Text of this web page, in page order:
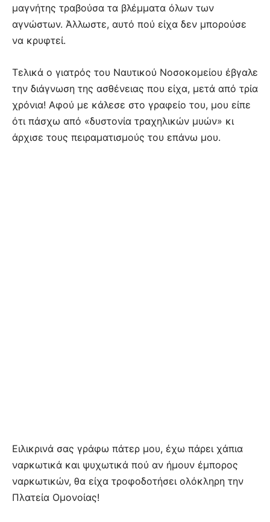
μαγνήτης τραβούσα τα βλέμματα όλων των
αγνώστων. Άλλωστε, αυτό πού είχα δεν μπορούσε
να κρυφτεί.
Τελικά ο γιατρός του Ναυτικού Νοσοκομείου έβγαλε
την διάγνωση της ασθένειας που είχα, μετά από τρία
χρόνια! Αφού με κάλεσε στο γραφείο του, μου είπε
ότι πάσχω από «δυστονία τραχηλικών μυών» κι
άρχισε τους πειραματισμούς του επάνω μου.
Ειλικρινά σας γράφω πάτερ μου, έχω πάρει χάπια
ναρκωτικά και ψυχωτικά πού αν ήμουν έμπορος
ναρκωτικών, θα είχα τροφοδοτήσει ολόκληρη την
Πλατεία Ομονοίας!